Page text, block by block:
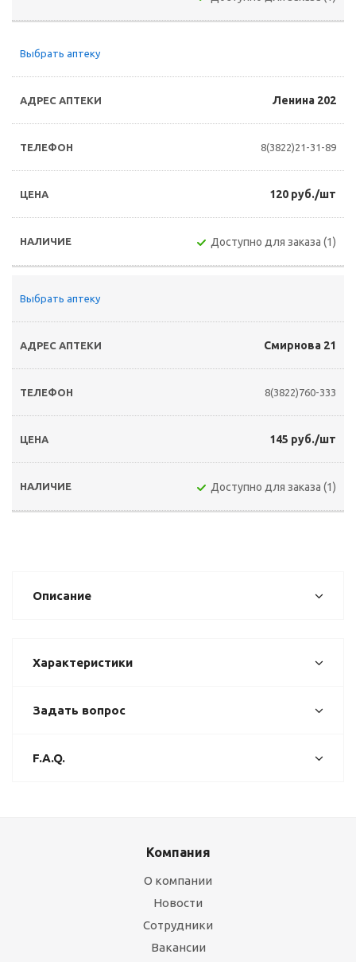
Выбрать аптеку
Ленина 202
8(3822)21-31-89
120 руб./шт
Доступно для заказа (1)
Выбрать аптеку
Смирнова 21
8(3822)760-333
145 руб./шт
Доступно для заказа (1)
Описание
Характеристики
Задать вопрос
F.A.Q.
Компания
О компании
Новости
Сотрудники
Вакансии